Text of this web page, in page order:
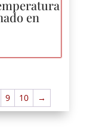
en
9 10 →